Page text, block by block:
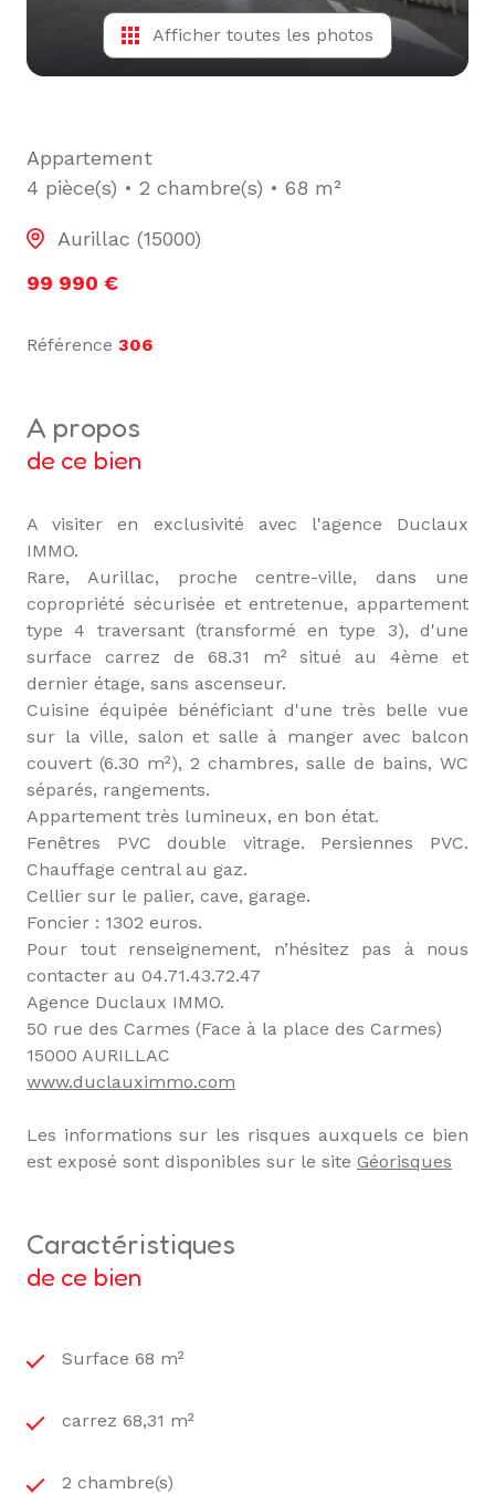
Afficher toutes les photos
Appartement
4 pièce(s)
2 chambre(s) 68 m²
Aurillac (15000)
99 990 €
Référence 306
a propos
de ce bien
A visiter en exclusivité avec l'agence Duclaux
IMMO.
Rare, Aurillac, proche centre-ville, dans une
copropriété sécurisée et entretenue, appartement
type 4 traversant (transformé en type 3), d'une
surface carrez de 68.31 m² situé au 4ème et
dernier étage, sans ascenseur.
Cuisine équipée bénéficiant d'une très belle vue
sur la ville, salon et salle à manger avec balcon
couvert (6.30 m²), 2 chambres, salle de bains, WC
séparés, rangements.
Appartement très lumineux, en bon état.
Fenêtres PVC double vitrage. Persiennes PVC.
Chauffage central au gaz.
Cellier sur le palier, cave, garage.
Foncier : 1302 euros.
Pour tout renseignement, n’hésitez pas à nous
contacter au 04.71.43.72.47
Agence Duclaux IMMO.
50 rue des Carmes (Face à la place des Carmes)
15000 AURILLAC
www.duclauximmo.com
Les informations sur les risques auxquels ce bien
est exposé sont disponibles sur le site Géorisques
caractéristiques
de ce bien
Surface 68 m²
carrez 68,31 m²
2 chambre(s)